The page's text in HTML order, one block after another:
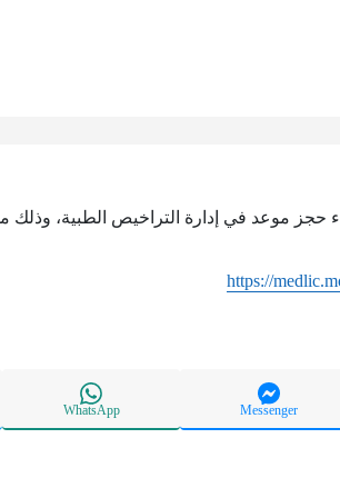
حجز موعد في إدارة التراخيص الطبية، وذلك
https://
Messenger
WhatsApp